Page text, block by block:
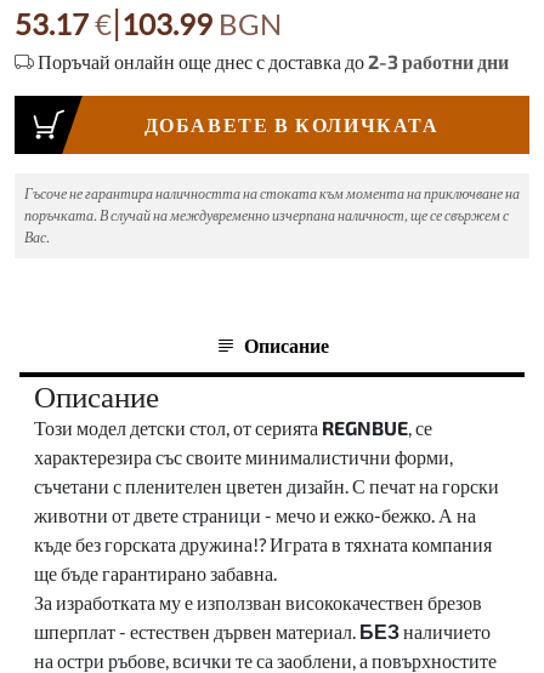
53.17€|103.99 BGN
Поръчай онлайн още днес с доставка до2-3работни дни
ДОБАВЕТЕ В КОЛИЧКАТА
Гъсоче не гарантира наличността на стоката към момента на приключване на
поръчката. В случай на междувременно изчерпана наличност, ще се свържем с
Вас.
Описание
Описание
Този модел детски стол, от серията REGNBUE, се
характерезира със своите минималистични форми,
съчетани с пленителен цветен дизайн. С печат на горски
животни от двете страници - мечо и ежко-бежко. А на
къде без горската дружина!? Играта в тяхната компания
ще бъде гарантирано забавна.
За изработката му е използван висококачествен брезов
шперплат - естествен дървен материал. БЕЗналичието
на остри ръбове, всички те са заоблени, а повърхностите